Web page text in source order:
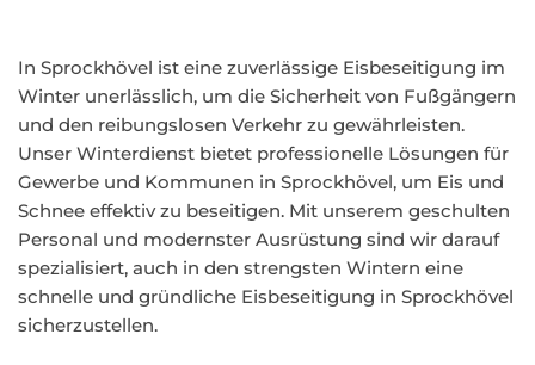
In Sprockhövel ist eine zuverlässige Eisbeseitigung im
Winter unerlässlich, um die Sicherheit von Fußgängern
und den reibungslosen Verkehr zu gewährleisten.
Unser Winterdienst bietet professionelle Lösungen für
Gewerbe und Kommunen in Sprockhövel, um Eis und
Schnee effektiv zu beseitigen. Mit unserem geschulten
Personal und modernster Ausrüstung sind wir darauf
spezialisiert, auch in den strengsten Wintern eine
schnelle und gründliche Eisbeseitigung in Sprockhövel
sicherzustellen.